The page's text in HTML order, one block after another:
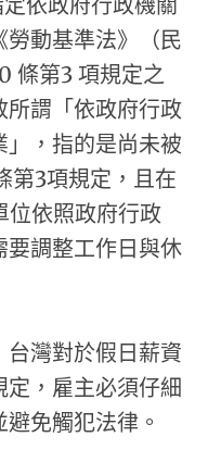
動基準法》（民
條第3 項規定之
所謂「依政府行政
，指的是尚未被
第3項規定，且在
位依照政府行政
要調整工作日與休
灣對於假日薪資
，雇主必須仔細
免觸犯法律。